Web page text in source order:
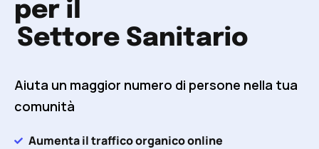
per il
Settore Sanitario
Aiuta un maggior numero di persone nella tua
comunità
Aumenta il traffico organico online